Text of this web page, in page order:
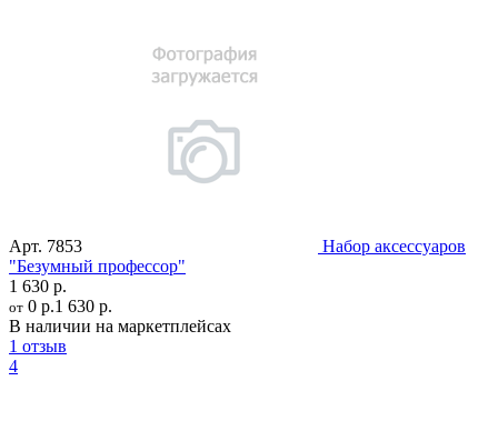
Арт. 7853
Набор аксессуаров
"Безумный профессор"
1 630 р.
от 0 р.1 630 р.
В наличии на маркетплейсах
1 отзыв
4